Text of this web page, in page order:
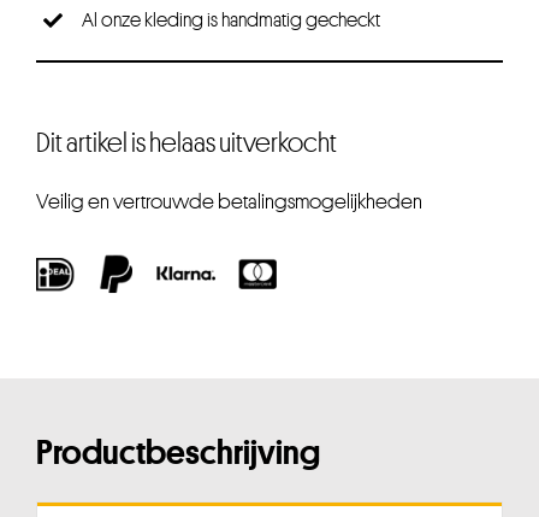
Al onze kleding is handmatig gecheckt
Dit artikel is helaas uitverkocht
Veilig en vertrouwde betalingsmogelijkheden
Productbeschrijving